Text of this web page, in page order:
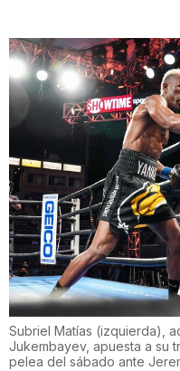
Subriel Matías (izquierda),
Jukembayev, apuesta a su
pelea del sábado ante